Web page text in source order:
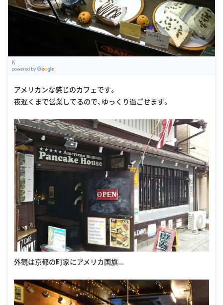
K
アメリカンな感じのカフェです。
夜遅くまで営業してるので、ゆっくり過ごせます。
外観は京都の町家にアメリカ国旗...